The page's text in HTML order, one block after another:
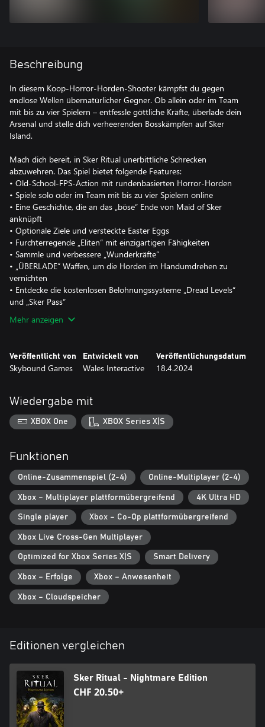
Beschreibung
In diesem Koop-Horror-Horden-Shooter kämpfst du gegen
endlose Wellen übernatürlicher Gegner. Ob allein oder im Team
mit bis zu vier Spielern – entfessle göttliche Kräfte, überlade dein
Arsenal und stelle dich verheerenden Bosskämpfen auf Sker
Island.
Mach dich bereit, in Sker Ritual unerbittliche Schrecken
abzuwehren. Das Spiel bietet folgende Features:
• Old-School-FPS-Action mit rundenbasierten Horror-Horden
• Spiele solo oder im Team mit bis zu vier Spielern online
• Eine Geschichte, die an das „böse“ Ende von Maid of Sker
anknüpft
• Optionale Ziele und versteckte Easter Eggs
• Furchterregende „Eliten“ mit einzigartigen Fähigkeiten
• Sammle und verbessere „Wunderkräfte“
• „ÜBERLADE“ Waffen, um die Horden im Handumdrehen zu
vernichten
• Entdecke die kostenlosen Belohnungssysteme „Dread Levels“
und „Sker Pass“
Mehr anzeigen
Veröffentlicht von
Skybound Games
Entwickelt von
Wales Interactive
Veröffentlichungsdatum
18.4.2024
Wiedergabe mit
XBOX One XBOX Series X|S
Funktionen
Online-Zusammenspiel (2-4) Online-Multiplayer (2-4)
Xbox – Multiplayer plattformübergreifend 4K Ultra HD
Single player Xbox – Co-Op plattformübergreifend
Xbox Live Cross-Gen Multiplayer
Optimized for Xbox Series X|S Smart Delivery
Xbox – Erfolge Xbox – Anwesenheit
Xbox – Cloudspeicher
Editionen vergleichen
Sker Ritual - Nightmare Edition
CHF 20.50+